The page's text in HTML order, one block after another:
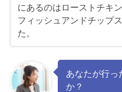
にあるのはローストチキ
フィッシュアンドチップ
た。
あなたが行っ
か？